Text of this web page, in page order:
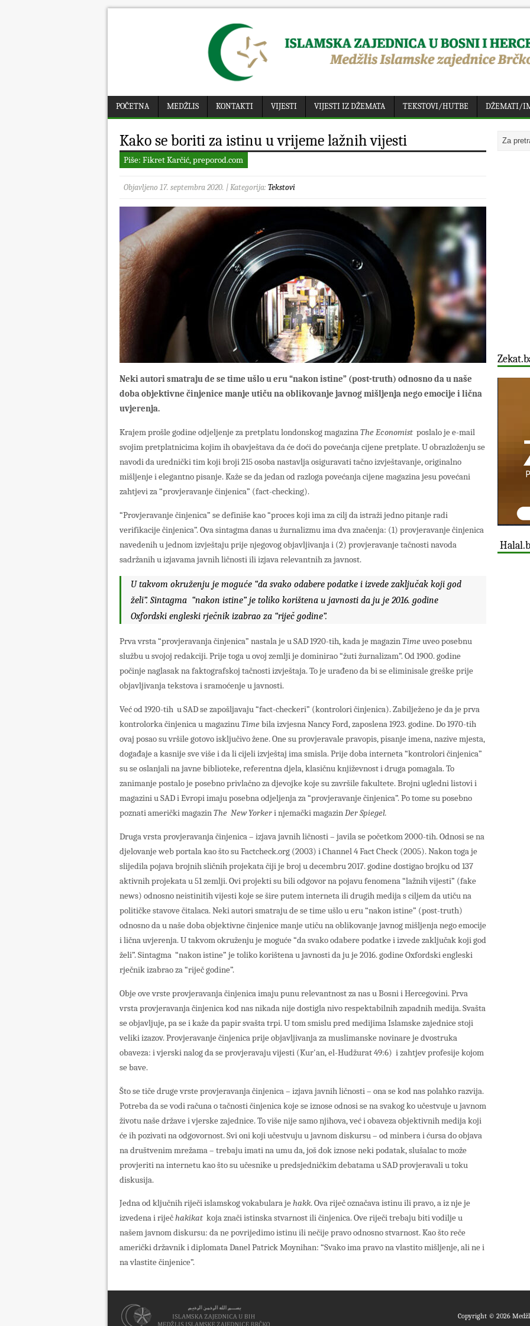
POČETNA MEDŽLIS KONTAKTI VIJESTI VIJESTI IZ DŽEMATA TEKSTOVI/HUTBE DŽEMATI/
Kako se boriti za istinu u vrijeme lažnih vijesti
Piše: Fikret Karčić, preporod.com
Objavljeno 17. septembra 2020. | Kategorija: Tekstovi
Neki autori smatraju de se time ušlo u eru “nakon istine” (post-truth) odnosno da u naše
doba objektivne činjenice manje utiču na oblikovanje javnog mišljenja nego emocije i lična
uvjerenja.
Krajem prošle godine odjeljenje za pretplatu londonskog magazinaThe Economist poslalo je e-mail
svojim pretplatnicima kojim ih obavještava da će doći do povećanja cijene pretplate. U obrazloženju se
navodi da urednički tim koji broji 215 osoba nastavlja osiguravati tačno izvještavanje, originalno
mišljenje i elegantno pisanje. Kaže se da jedan od razloga povećanja cijene magazina jesu povećani
zahtjevi za “provjeravanje činjenica” (fact-checking).
“Provjeravanje činjenica” se definiše kao “proces koji ima za cilj da istraži jedno pitanje radi
verifikacije činjenica”. Ova sintagma danas u žurnalizmu ima dva značenja: (1) provjeravanje činjenica
navedenih u jednom izvještaju prije njegovog objavljivanja i (2) provjeravanje tačnosti navoda
sadržanih u izjavama javnih ličnosti ili izjava relevantnih za javnost.
U takvom okruženju je moguće “da svako odabere podatke i izvede zaključak koji god
želi”. Sintagma “nakon istine” je toliko korištena u javnosti da ju je 2016. godine
Oxfordski engleski rječnik izabrao za “riječ godine”.
Prva vrsta “provjeravanja činjenica” nastala je u SAD 1920-tih, kada je magazinTimeuveo posebnu
službu u svojoj redakciji. Prije toga u ovoj zemlji je dominirao “žuti žurnalizam”. Od 1900. godine
počinje naglasak na faktografskoj tačnosti izvještaja. To je urađeno da bi se eliminisale greške prije
objavljivanja tekstova i sramoćenje u javnosti.
Već od 1920-tih u SAD se zapošljavaju “fact-checkeri” (kontrolori činjenica). Zabilježeno je da je prva
kontrolorka činjenica u magazinuTimebila izvjesna Nancy Ford, zaposlena 1923. godine. Do 1970-tih
ovaj posao su vršile gotovo isključivo žene. One su provjeravale pravopis, pisanje imena, nazive mjesta,
događaje a kasnije sve više i da li cijeli izvještaj ima smisla. Prije doba interneta “kontrolori činjenica”
su se oslanjali na javne biblioteke, referentna djela, klasičnu književnost i druga pomagala. To
zanimanje postalo je posebno privlačno za djevojke koje su završile fakultete. Brojni ugledni listovi i
magazini u SAD i Evropi imaju posebna odjeljenja za “provjeravanje činjenica”. Po tome su posebno
poznati američki magazinThe New Yorkeri njemački magazinDer Spiegel.
Druga vrsta provjeravanja činjenica – izjava javnih ličnosti – javila se početkom 2000-tih. Odnosi se na
djelovanje web portala kao što su Factcheck.org (2003) i Channel 4 Fact Check (2005). Nakon toga je
slijedila pojava brojnih sličnih projekata čiji je broj u decembru 2017. godine dostigao brojku od 137
aktivnih projekata u 51 zemlji. Ovi projekti su bili odgovor na pojavu fenomena “lažnih vijesti” (fake
news) odnosno neistinitih vijesti koje se šire putem interneta ili drugih medija s ciljem da utiču na
političke stavove čitalaca. Neki autori smatraju de se time ušlo u eru “nakon istine” (post-truth)
odnosno da u naše doba objektivne činjenice manje utiču na oblikovanje javnog mišljenja nego emocije
i lična uvjerenja. U takvom okruženju je moguće “da svako odabere podatke i izvede zaključak koji god
želi”. Sintagma “nakon istine” je toliko korištena u javnosti da ju je 2016. godine Oxfordski engleski
rječnik izabrao za “riječ godine”.
Obje ove vrste provjeravanja činjenica imaju punu relevantnost za nas u Bosni i Hercegovini. Prva
vrsta provjeravanja činjenica kod nas nikada nije dostigla nivo respektabilnih zapadnih medija. Svašta
se objavljuje, pa se i kaže da papir svašta trpi. U tom smislu pred medijima Islamske zajednice stoji
veliki izazov. Provjeravanje činjenica prije objavljivanja za muslimanske novinare je dvostruka
obaveza: i vjerski nalog da se provjeravaju vijesti (Kur'an, el-Hudžurat 49:6) i zahtjev profesije kojom
se bave.
Što se tiče druge vrste provjeravanja činjenica – izjava javnih ličnosti – ona se kod nas polahko razvija.
Potreba da se vodi računa o tačnosti činjenica koje se iznose odnosi se na svakog ko učestvuje u javnom
životu naše države i vjerske zajednice. To više nije samo njihova, već i obaveza objektivnih medija koji
će ih pozivati na odgovornost. Svi oni koji učestvuju u javnom diskursu – od minbera i ćursa do objava
na društvenim mrežama – trebaju imati na umu da, još dok iznose neki podatak, slušalac to može
provjeriti na internetu kao što su učesnike u predsjedničkim debatama u SAD provjeravali u toku
diskusija.
Jedna od ključnih riječi islamskog vokabulara jehakk. Ova riječ označava istinu ili pravo, a iz nje je
izvedena i riječhakikat koja znači istinska stvarnost ili činjenica. Ove riječi trebaju biti vodilje u
našem javnom diskursu: da ne povrijedimo istinu ili nečije pravo odnosno stvarnost. Kao što reče
američki državnik i diplomata Danel Patrick Moynihan: “Svako ima pravo na vlastito mišljenje, ali ne i
na vlastite činjenice”.
Copyright © 2026